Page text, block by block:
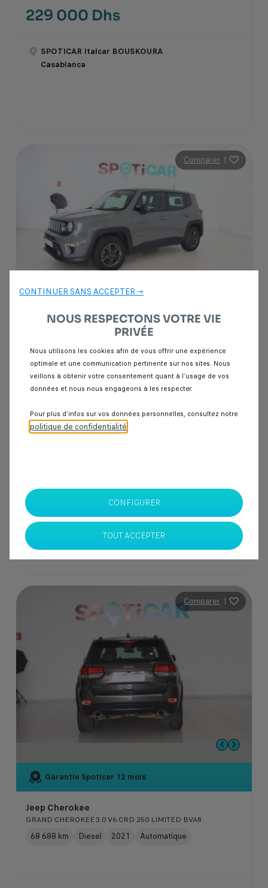
229 000 Dhs
SPOTICAR Italcar BOUSKOURA
Casablanca
Comparer |
Garantie Spoticar12 mois
Jeep Renegade
1.6 MULTIJET 120 LONGITUDE 4X2
2022 Manuelle
SPOTICAR Italcar BOUSKOURA
Comparer |
Garantie Spoticar 12 mois
Jeep Cherokee
GRAND CHEROKEE 3.0 V6 CRD 250 LIMITED BVA8
68 688 km Diesel 2021 Automatique
CONTINUER SANS ACCEPTER →
NOUS RESPECTONS VOTRE VIE
PRIVÉE
Nous utilisons les cookies afin de vous offrir une expérience
optimale et une communication pertinente sur nos sites. Nous
veillons à obtenir votre consentement quant à l’usage de vos
données et nous nous engageons à les respecter.
Pour plus d’infos sur vos données personnelles, consultez notre
politique de confidentialité
CONFIGURER
TOUT ACCEPTER